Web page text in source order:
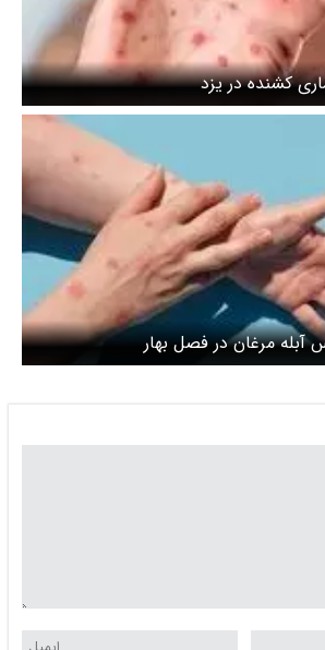
کشنده در یزد
آبله مرغان در فصل بهار